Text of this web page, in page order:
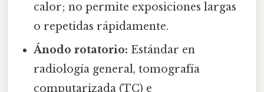
calor; no permite exposiciones largas
o repetidas rápidamente.
Ánodo rotatorio: Estándar en
radiología general, tomografía
computarizada (TC) e